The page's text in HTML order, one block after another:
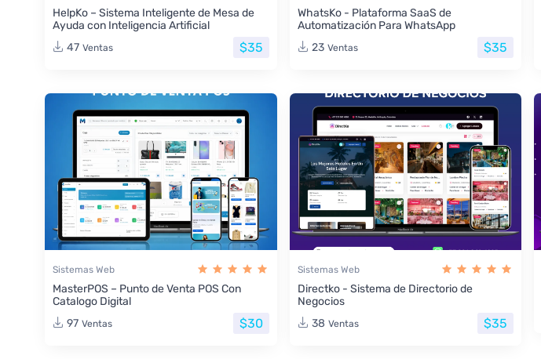
HelpKo – Sistema Inteligente de Mesa de
Ayuda con Inteligencia Artificial
47 Ventas $35
WhatsKo - Plataforma SaaS de
Automatización Para WhatsApp
23 Ventas $35
Sistemas Web
MasterPOS – Punto de Venta POS Con
Catalogo Digital
97 Ventas $30
Sistemas Web
Directko - Sistema de Directorio de
Negocios
38 Ventas $35